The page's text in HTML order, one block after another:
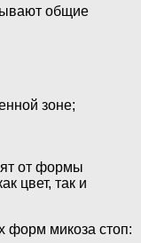
общие
зоне;
от формы
цвет, так и
форм микоза стоп: